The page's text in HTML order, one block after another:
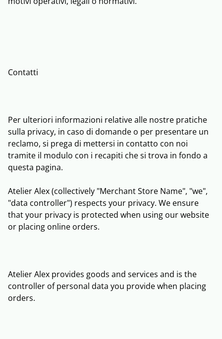
Contatti
Per ulteriori informazioni relative alle nostre pratiche
sulla privacy, in caso di domande o per presentare un
reclamo, si prega di mettersi in contatto con noi
tramite il modulo con i recapiti che si trova in fondo a
questa pagina.
Atelier Alex (collectively "Merchant Store Name", "we",
"data controller") respects your privacy. We ensure
that your privacy is protected when using our website
or placing online orders.
Atelier Alex provides goods and services and is the
controller of personal data you provide when placing
orders.